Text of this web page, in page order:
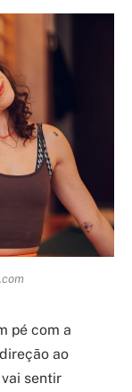
pé com a
ao
sentir